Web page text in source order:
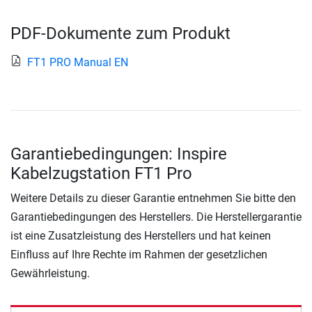
PDF-Dokumente zum Produkt
FT1 PRO Manual EN
Garantiebedingungen: Inspire
Kabelzugstation FT1 Pro
Weitere Details zu dieser Garantie entnehmen Sie bitte den
Garantiebedingungen des Herstellers. Die Herstellergarantie
ist eine Zusatzleistung des Herstellers und hat keinen
Einfluss auf Ihre Rechte im Rahmen der gesetzlichen
Gewährleistung.